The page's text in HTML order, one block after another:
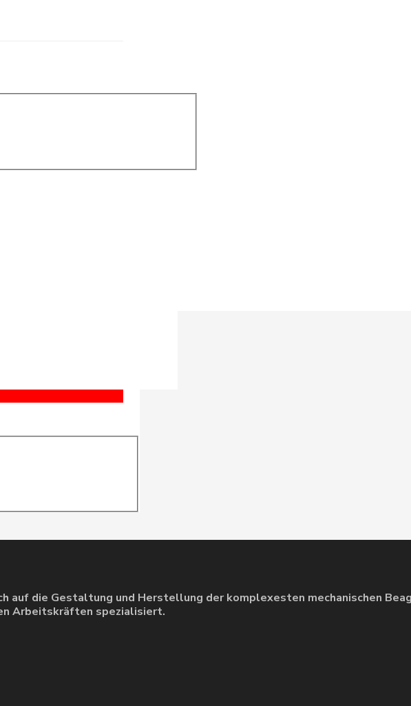
auf die Gestaltung und Herstellung der komplexesten mechanischen
Arbeitskräften spezialisiert.